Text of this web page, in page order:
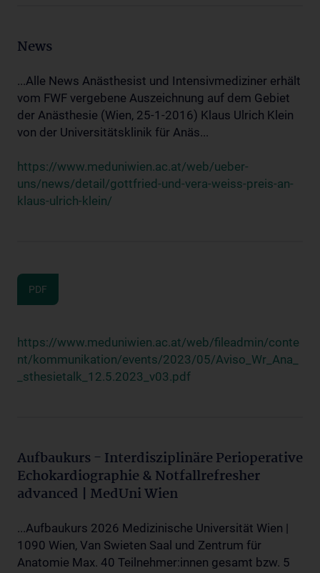
News
...Alle News Anästhesist und Intensivmediziner erhält
vom FWF vergebene Auszeichnung auf dem Gebiet
der Anästhesie (Wien, 25-1-2016) Klaus Ulrich Klein
von der Universitätsklinik für Anäs...
https://www.meduniwien.ac.at/web/ueber-
uns/news/detail/gottfried-und-vera-weiss-preis-an-
klaus-ulrich-klein/
PDF
https://www.meduniwien.ac.at/web/fileadmin/conte
nt/kommunikation/events/2023/05/Aviso_Wr_Ana_
_sthesietalk_12.5.2023_v03.pdf
Aufbaukurs - Interdisziplinäre Perioperative
Echokardiographie & Notfallrefresher
advanced | MedUni Wien
...Aufbaukurs 2026 Medizinische Universität Wien |
1090 Wien, Van Swieten Saal und Zentrum für
Anatomie Max. 40 Teilnehmer:innen gesamt bzw. 5